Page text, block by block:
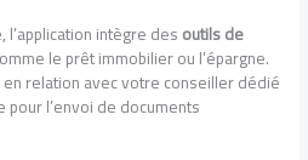
l’application intègre desoutils de
le prêt immobilier ou l’épargne.
relation avec votre conseiller dédié
l’envoi de documents